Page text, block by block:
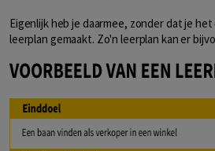
Eigenlijk heb je daarmee, zonder dat je
leerplan gemaakt. Zo'n leerplan kan er